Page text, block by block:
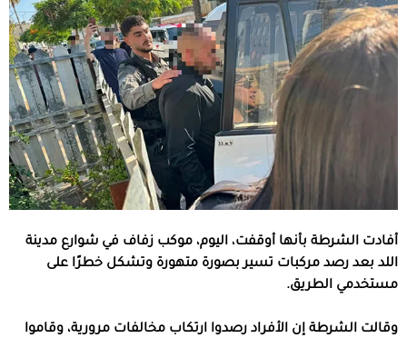
أفادت الشرطة بأنها أوقفت، اليوم، موكب زفاف في شوارع مدينة
اللد بعد رصد مركبات تسير بصورة متهورة وتشكل خطرًا على
مستخدمي الطريق.
وقالت الشرطة إن الأفراد رصدوا ارتكاب مخالفات مرورية، وقاموا